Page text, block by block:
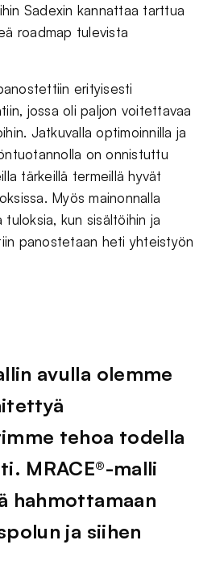
Sadexin kannattaa tarttua
roadmap tulevista
erityisesti
jossa oli paljon voitettavaa
Jatkuvalla optimoinnilla ja
on onnistuttu
tärkeillä termeillä hyvät
Myös mainonnalla
tuloksia, kun sisältöihin ja
panostetaan heti yhteistyön
avulla olemme
tehoa todella
MRACE®-malli
hahmottamaan
ja siihen